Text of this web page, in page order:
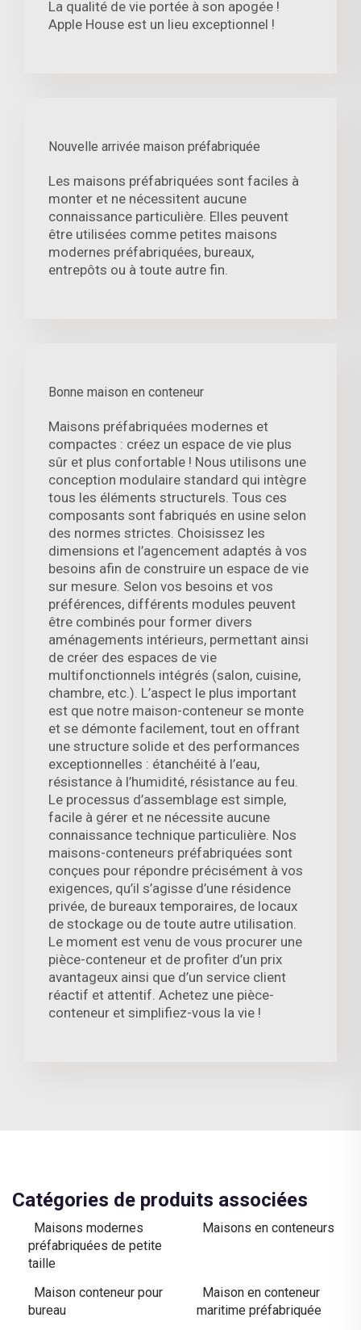
La qualité de vie portée à son apogée !
Apple House est un lieu exceptionnel !
Nouvelle arrivée maison préfabriquée
Les maisons préfabriquées sont faciles à
monter et ne nécessitent aucune
connaissance particulière. Elles peuvent
être utilisées comme petites maisons
modernes préfabriquées, bureaux,
entrepôts ou à toute autre fin.
Bonne maison en conteneur
Maisons préfabriquées modernes et
compactes : créez un espace de vie plus
sûr et plus confortable ! Nous utilisons une
conception modulaire standard qui intègre
tous les éléments structurels. Tous ces
composants sont fabriqués en usine selon
des normes strictes. Choisissez les
dimensions et l’agencement adaptés à vos
besoins afin de construire un espace de vie
sur mesure. Selon vos besoins et vos
préférences, différents modules peuvent
être combinés pour former divers
aménagements intérieurs, permettant ainsi
de créer des espaces de vie
multifonctionnels intégrés (salon, cuisine,
chambre, etc.). L’aspect le plus important
est que notre maison-conteneur se monte
et se démonte facilement, tout en offrant
une structure solide et des performances
exceptionnelles : étanchéité à l’eau,
résistance à l’humidité, résistance au feu.
Le processus d’assemblage est simple,
facile à gérer et ne nécessite aucune
connaissance technique particulière. Nos
maisons-conteneurs préfabriquées sont
conçues pour répondre précisément à vos
exigences, qu’il s’agisse d’une résidence
privée, de bureaux temporaires, de locaux
de stockage ou de toute autre utilisation.
Le moment est venu de vous procurer une
pièce-conteneur et de profiter d’un prix
avantageux ainsi que d’un service client
réactif et attentif. Achetez une pièce-
conteneur et simplifiez-vous la vie !
Catégories de produits associées
Maisons modernes
préfabriquées de petite
taille
Maisons en conteneurs
Maison conteneur pour
bureau
Maison en conteneur
maritime préfabriquée